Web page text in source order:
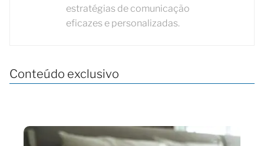
estratégias de comunicação
eficazes e personalizadas.
Conteúdo exclusivo